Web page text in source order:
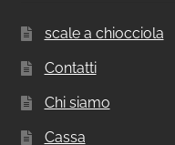
scale a chiocciola
Contatti
Chi siamo
Cassa